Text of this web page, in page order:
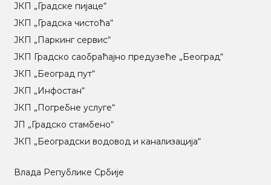
ЈКП „Градске пијаце“
ЈКП „Градска чистоћа“
ЈКП „Паркинг сервис“
ЈКП Градско саобраћајно предузеће „Београд“
ЈКП „Београд пут“
ЈКП „Инфостан“
ЈКП „Погребне услуге“
ЈП „Градско стамбено“
ЈКП „Београдски водовод и канализација“
Влада Републике Србије